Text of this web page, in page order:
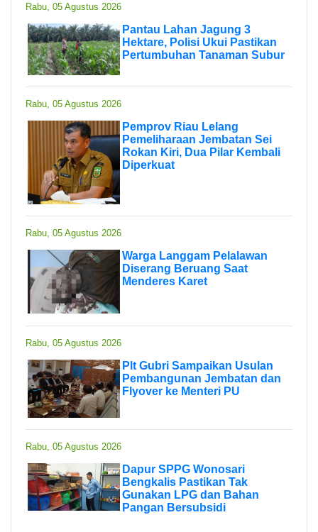
Rabu, 05 Agustus 2026
Pantau Lahan Jagung 3
Hektare, Polisi Ukui Pastikan
Pertumbuhan Tanaman Subur
Rabu, 05 Agustus 2026
Pemprov Riau Lelang
Pemeliharaan Jembatan Sei
Rokan Kiri, Dua Pilar Kembali
Diperkuat
Rabu, 05 Agustus 2026
Warga Langgam Pelalawan
Diserang Beruang Saat
Menderes Karet
Rabu, 05 Agustus 2026
Plt Gubri Sampaikan Usulan
Pembangunan Jembatan dan
Flyover ke Menteri PU
Rabu, 05 Agustus 2026
Dapur SPPG Wonosari
Bengkalis Pastikan Tak
Gunakan LPG dan Bahan
Pangan Bersubsidi